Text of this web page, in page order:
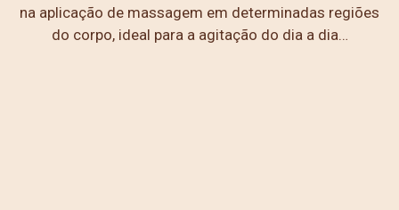
na aplicação de massagem em determinadas regiões
do corpo, ideal para a agitação do dia a dia…